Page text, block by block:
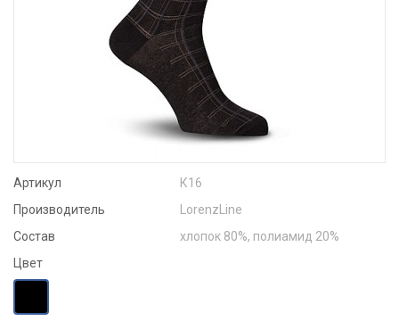
Артикул
К16
Производитель
LorenzLine
Состав
хлопок 80%, полиамид 20%
Цвет